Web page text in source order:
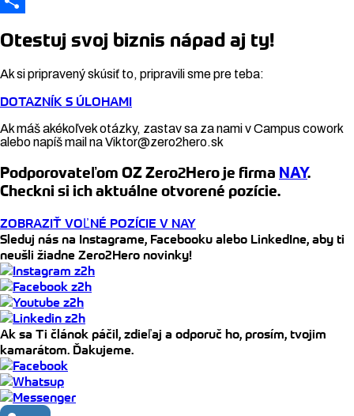
Otestuj svoj biznis nápad aj ty!
Ak si pripravený skúsiť to, pripravili sme pre teba:
DOTAZNÍK S ÚLOHAMI
Ak máš akékoľvek otázky, zastav sa za nami v Campus cowork
alebo napíš mail na Viktor@zero2hero.sk
Podporovateľom OZ Zero2Hero je firma NAY.
Checkni si ich aktuálne otvorené pozície.
ZOBRAZIŤ VOĽNÉ POZÍCIE V NAY
Sleduj nás na Instagrame, Facebooku alebo LinkedIne, aby ti
neušli žiadne Zero2Hero novinky!
Ak sa Ti článok páčil, zdieľaj a odporuč ho, prosím, tvojim
kamarátom. Ďakujeme.